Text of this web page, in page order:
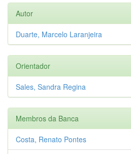
Autor
Duarte, Marcelo Laranjeira
Orientador
Sales, Sandra Regina
Membros da Banca
Costa, Renato Pontes